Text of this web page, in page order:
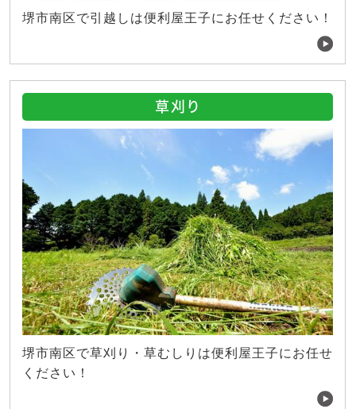
堺市南区で引越しは便利屋王子にお任せください！
草刈り
堺市南区で草刈り・草むしりは便利屋王子にお任せ
ください！